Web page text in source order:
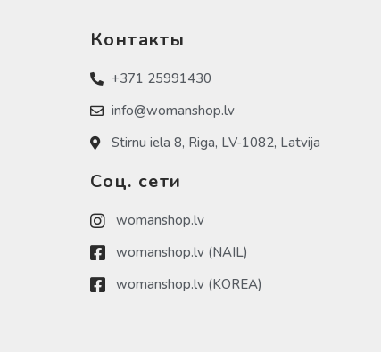
Контакты
+371 25991430
info@womanshop.lv
Stirnu iela 8, Riga, LV-1082, Latvija
Соц. сети
womanshop.lv
womanshop.lv (NAIL)
womanshop.lv (KOREA)